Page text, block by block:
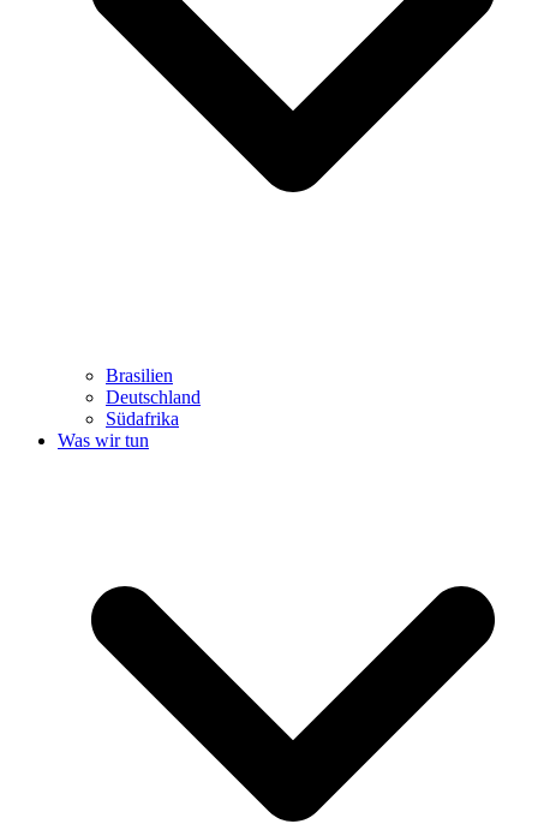
Brasilien
Deutschland
Südafrika
Was wir tun